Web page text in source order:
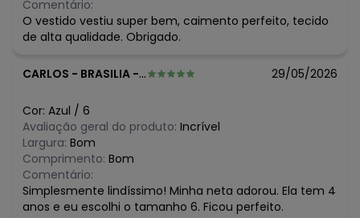
junho/2026 N/D*
maio/2026 R$ 22,36
R$ 22,36
fevereiro/2026 R$ 24,75
Comentário:
O vestido vestiu super bem, caimento perfeito, tecido
de alta qualidade. Obrigado.
CARLOS - BRASILIA - DF 29/05/2026
Cor: Azul / 6
Avaliação geral do produto: Incrível
Largura: Bom
Comprimento: Bom
Comentário:
Simplesmente lindíssimo! Minha neta adorou. Ela tem 4
anos e eu escolhi o tamanho 6. Ficou perfeito.